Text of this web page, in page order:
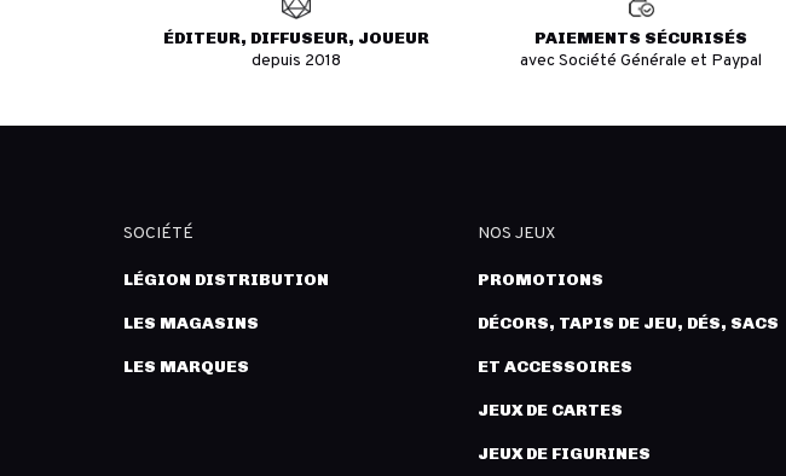
ÉDITEUR, DIFFUSEUR, JOUEUR
depuis 2018
PAIEMENTS SÉCURISÉS
avec Société Générale et Paypal
SOCIÉTÉ
LÉGION DISTRIBUTION
LES MAGASINS
LES MARQUES
NOS JEUX
PROMOTIONS
DÉCORS, TAPIS DE JEU, DÉS, SACS
ET ACCESSOIRES
JEUX DE CARTES
JEUX DE FIGURINES